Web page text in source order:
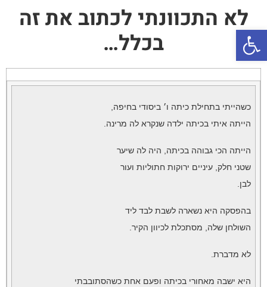
פתח סרגל נגישות
לא התכוונתי לכתוב את זה
בכלל…
כשהייתי בתחילת כיתה ו׳ ביסודי בחיפה,
הייתה איתי בכיתה ילדה שנקרא לה מרינה.
הייתה הכי גבוהה בכיתה, היה לה שיער
שטני חלק, עיניים ירוקות חתוליות ועור
לבן.
בהפסקה היא נשארה לשבת לבד ליד
השולחן שלה, מסתכלת לכיוון הקיר.
לא מדברת.
היא ישבה מאחורי בכיתה ופעם אחת כשהסתובבתי